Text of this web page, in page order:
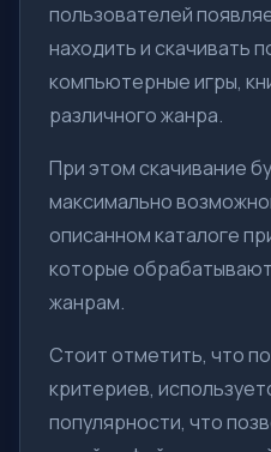
пользователей
находить и скачивать
компьютерные игры,
различного жанра.
При этом скачивание
максимально
описанном каталоге
которые
жанрам.
Стоит отметить, что
критериев,
популярности, что